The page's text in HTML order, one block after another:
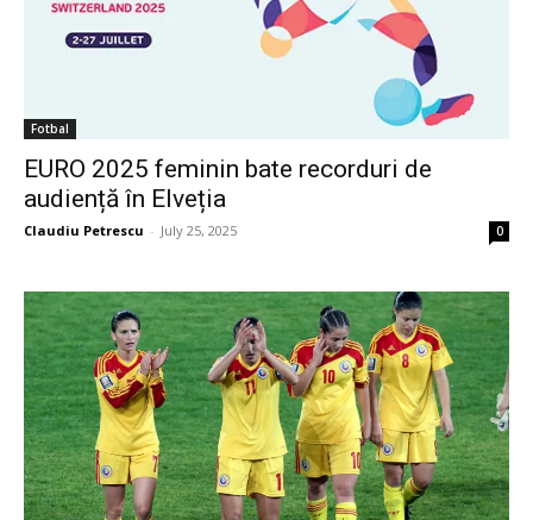
Fotbal
EURO 2025 feminin bate recorduri de
audiență în Elveția
Claudiu Petrescu - July 25, 2025 0